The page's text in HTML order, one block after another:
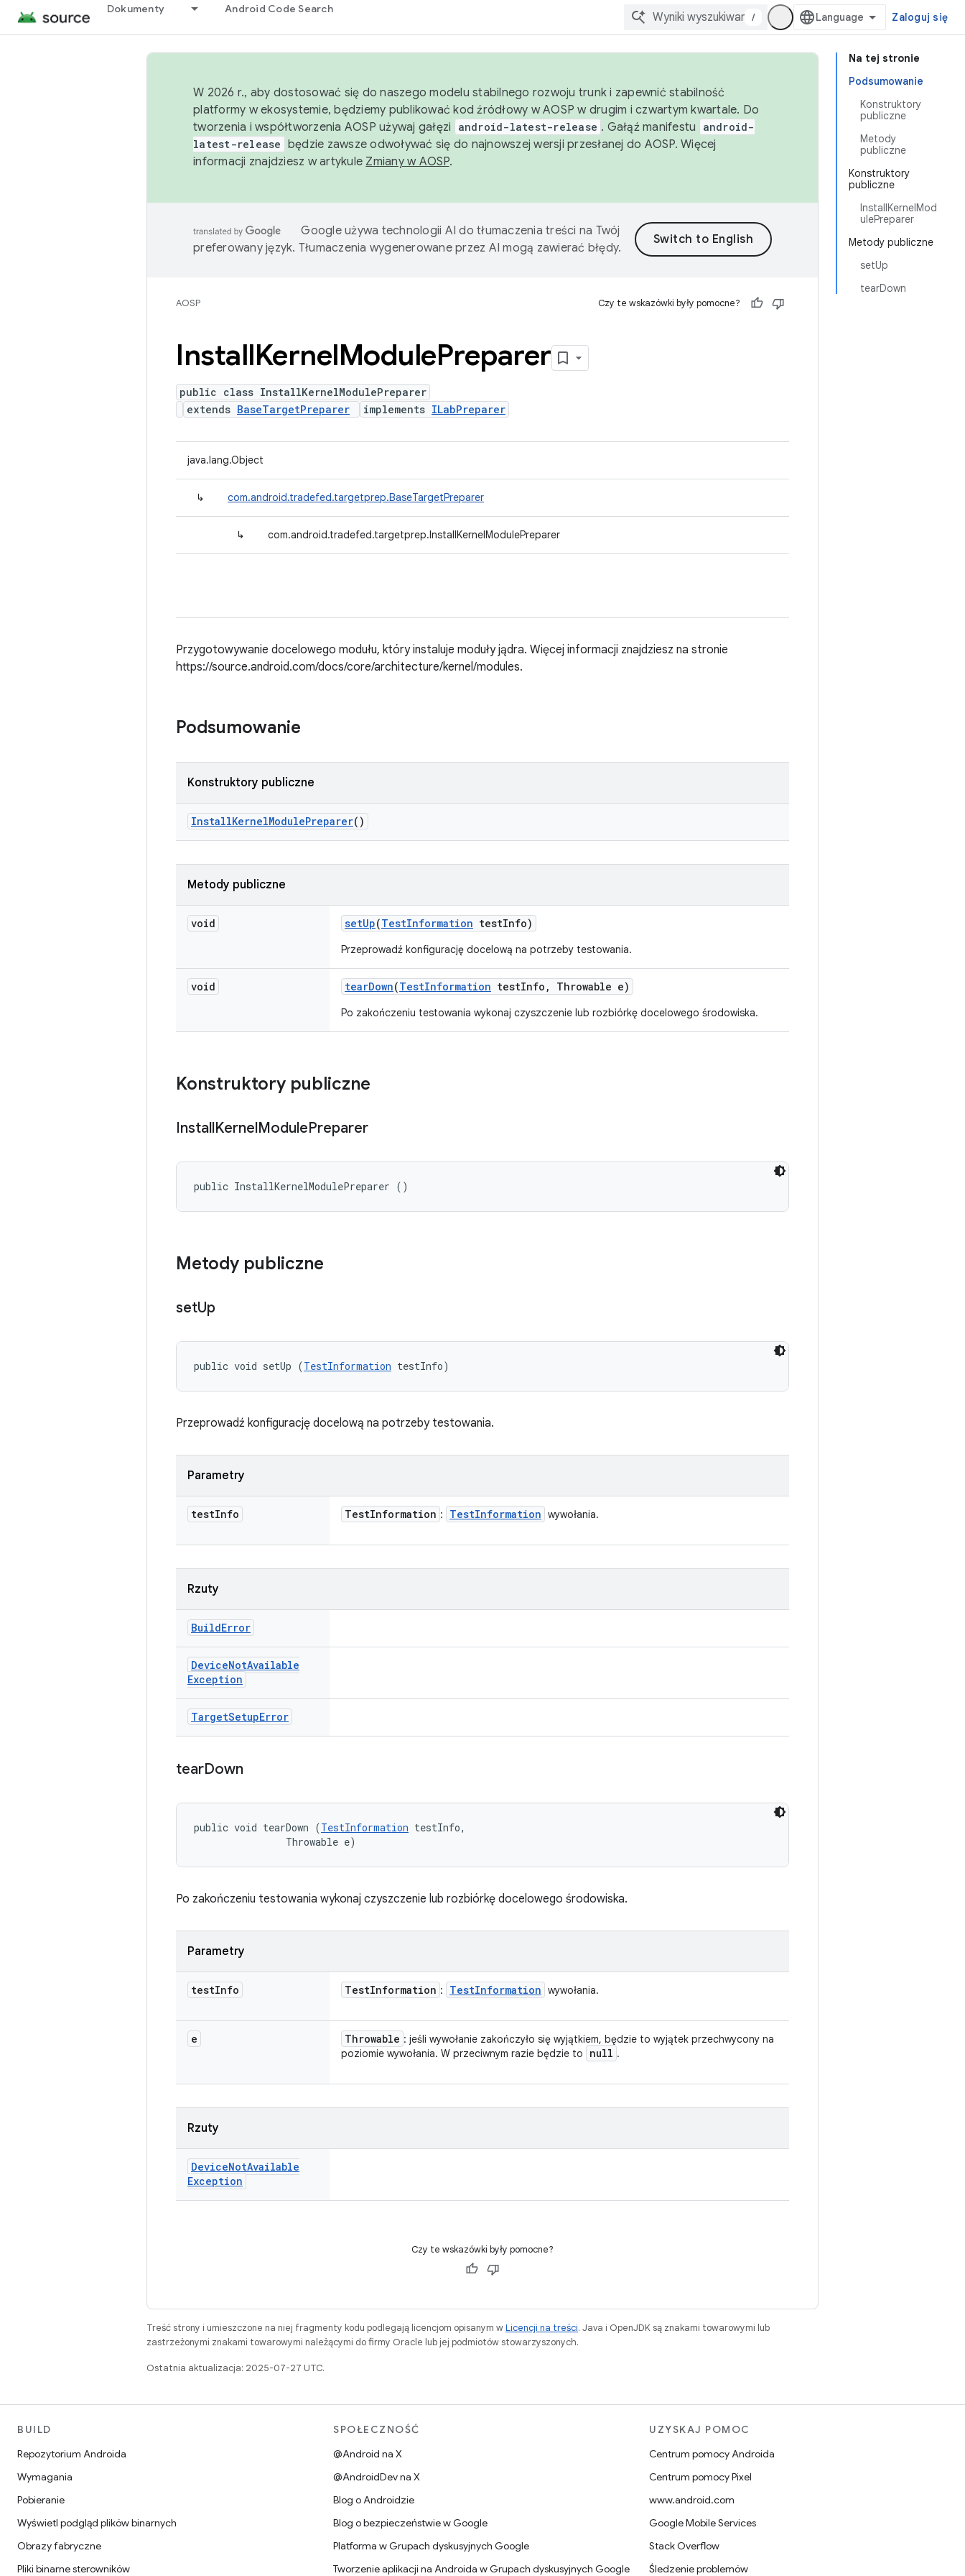
Dokumenty Android Code Search
/ Zaloguj się
Na tej stronie
Podsumowanie
Konstruktory
publiczne
Metody
publiczne
Konstruktory
publiczne
InstallKernelMod
ulePreparer
Metody publiczne
setUp
tearDown
W 2026 r., aby dostosować się do naszego modelu stabilnego rozwoju trunk i zapewnić stabilność
platformy w ekosystemie, będziemy publikować kod źródłowy w AOSP w drugim i czwartym kwartale. Do
tworzenia i współtworzenia AOSP używaj gałęzi
android-latest-release . Gałąź manifestu
android-
latest-release będzie zawsze odwoływać się do najnowszej wersji przesłanej do AOSP. Więcej
informacji znajdziesz w artykule Zmiany w AOSP.
Google używa technologii AI do tłumaczenia treści na Twój
preferowany język. Tłumaczenia wygenerowane przez AI mogą zawierać błędy.
AOSP Czy te wskazówki były pomocne?
InstallKernelModulePreparer
public class InstallKernelModulePreparer
extends BaseTargetPreparer implements ILabPreparer
java.lang.Object
↳ com.android.tradefed.targetprep.BaseTargetPreparer
↳ com.android.tradefed.targetprep.InstallKernelModulePreparer
Przygotowywanie docelowego modułu, który instaluje moduły jądra. Więcej informacji znajdziesz na stronie
https://source.android.com/docs/core/architecture/kernel/modules.
Podsumowanie
Konstruktory publiczne
InstallKernelModulePreparer()
Metody publiczne
void setUp(TestInformation testInfo)
Przeprowadź konfigurację docelową na potrzeby testowania.
void tearDown(TestInformation testInfo , Throwable e)
Po zakończeniu testowania wykonaj czyszczenie lub rozbiórkę docelowego środowiska.
Konstruktory publiczne
InstallKernelModulePreparer
public InstallKernelModulePreparer ()
Metody publiczne
setUp
public void setUp (TestInformation testInfo)
Przeprowadź konfigurację docelową na potrzeby testowania.
Parametry
testInfo TestInformation : TestInformation wywołania.
Rzuty
BuildError
DeviceNotAvailable
Exception
TargetSetupError
tearDown
public void tearDown (TestInformation testInfo,
                Throwable e)
Po zakończeniu testowania wykonaj czyszczenie lub rozbiórkę docelowego środowiska.
Parametry
testInfo TestInformation : TestInformation wywołania.
e Throwable : jeśli wywołanie zakończyło się wyjątkiem, będzie to wyjątek przechwycony na
poziomie wywołania. W przeciwnym razie będzie to
null .
Rzuty
DeviceNotAvailable
Exception
Czy te wskazówki były pomocne?
Treść strony i umieszczone na niej fragmenty kodu podlegają licencjom opisanym wLicencji na treści. Java i OpenJDK są znakami towarowymi lub
zastrzeżonymi znakami towarowymi należącymi do firmy Oracle lub jej podmiotów stowarzyszonych.
Ostatnia aktualizacja: 2025-07-27 UTC.
BUILD
Repozytorium Androida
Wymagania
Pobieranie
Wyświetl podgląd plików binarnych
Obrazy fabryczne
Pliki binarne sterowników
SPOŁECZNOŚĆ
@Android na X
@AndroidDev na X
Blog o Androidzie
Blog o bezpieczeństwie w Google
Platforma w Grupach dyskusyjnych Google
Tworzenie aplikacji na Androida w Grupach dyskusyjnych Google
UZYSKAJ POMOC
Centrum pomocy Androida
Centrum pomocy Pixel
www.android.com
Google Mobile Services
Stack Overflow
Śledzenie problemów